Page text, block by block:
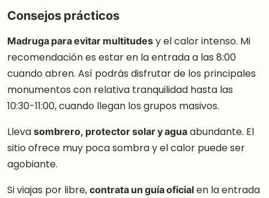
Consejos prácticos
Madruga para evitar multitudesy el calor intenso. Mi
recomendación es estar en la entrada a las 8:00
cuando abren. Así podrás disfrutar de los principales
monumentos con relativa tranquilidad hasta las
10:30-11:00, cuando llegan los grupos masivos.
Llevasombrero, protector solar y aguaabundante. El
sitio ofrece muy poca sombra y el calor puede ser
agobiante.
Si viajas por libre,contrata un guía oficialen la entrada